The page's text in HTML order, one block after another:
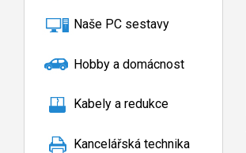
Naše PC sestavy
Hobby a domácnost
Kabely a redukce
Kancelářská technika